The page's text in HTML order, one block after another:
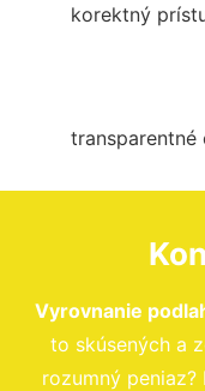
korektný
Vyrovnanie
to skúsených a
rozumný